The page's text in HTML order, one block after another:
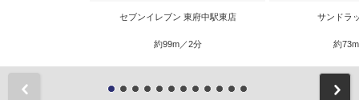
セブンイレブン 東府中駅東店
約99m／2分
サンドラ
約